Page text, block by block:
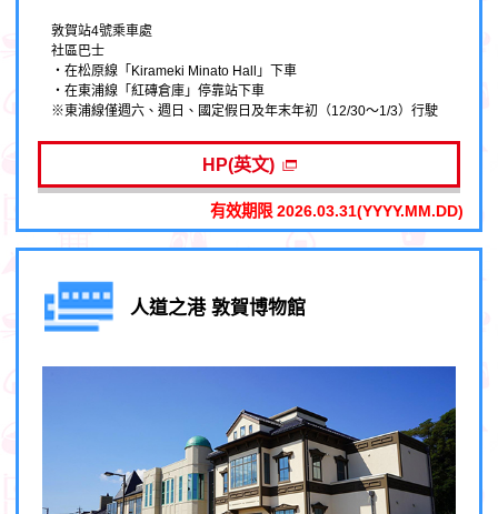
敦賀站4號乘車處
社區巴士
・在松原線「Kirameki Minato Hall」下車
・在東浦線「紅磚倉庫」停靠站下車
※東浦線僅週六、週日、國定假日及年末年初（12/30～1/3）行駛
HP(英文)
有效期限 2026.03.31(YYYY.MM.DD)
人道之港 敦賀博物館